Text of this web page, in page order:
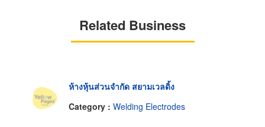
Related Business
ห้างหุ้นส่วนจำกัด สยามเวลดิ้ง
Category : Welding Electrodes